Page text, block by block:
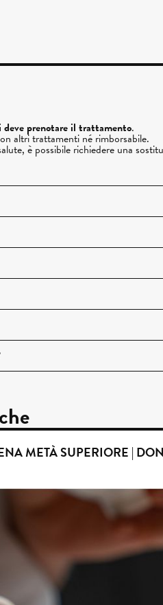
prenotare il trattamento.
altri trattamenti né rimborsabile.
è possibile richiedere una
METÀ SUPERIORE |